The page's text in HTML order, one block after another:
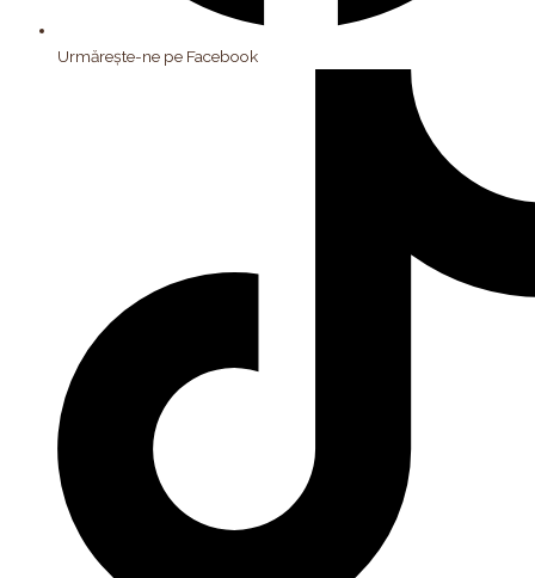
Urmărește-ne pe Facebook